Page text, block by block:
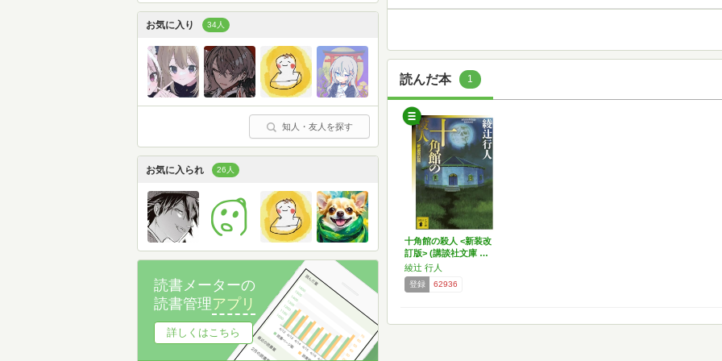
読んだ本 1
十角館の殺人 <新装改
訂版> (講談社文庫 …
綾辻 行人
登録 62936
お気に入り 34人
知人・友人を探す
お気に入られ 26人
読書メーターの
読書管理アプリ
詳しくはこちら